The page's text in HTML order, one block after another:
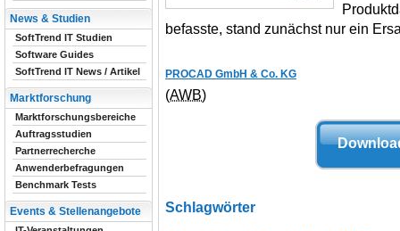
befasste, stand zunächst nur ein
PROCAD GmbH & Co. KG
(AWB)
Schlagwörter
News & Studien
SoftTrend IT Studien
Software Guides
SoftTrend IT News / Artikel
Marktforschung
Marktforschungsbereiche
Auftragsstudien
Partnerrecherche
Anwenderbefragungen
Benchmark Tests
Events & Stellenangebote